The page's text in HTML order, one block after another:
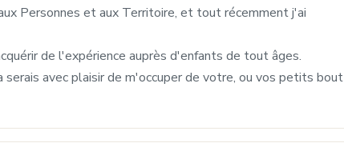
Personnes et aux Territoire, et tout récemment j'ai
de l'expérience auprès d'enfants de tout âges.
avec plaisir de m'occuper de votre, ou vos petits bout